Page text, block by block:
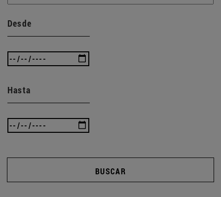
Desde
Hasta
BUSCAR